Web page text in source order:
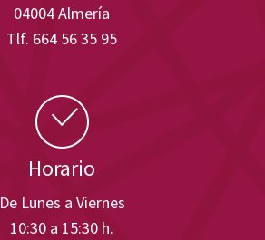
04004 Almería
Tlf. 664 56 35 95
Horario
De Lunes a Viernes
10:30 a 15:30 h.